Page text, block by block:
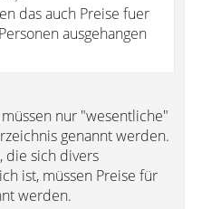
das auch Preise fuer
ausgehangen
nur "wesentliche"
genannt werden.
die sich divers
ist, müssen Preise für
werden.